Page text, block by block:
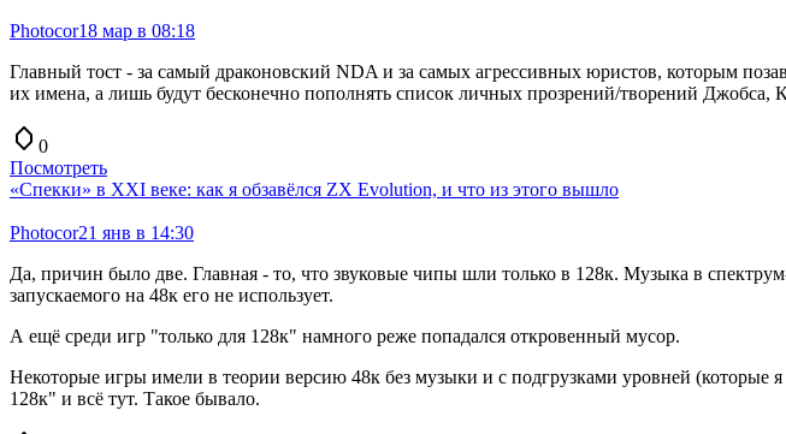
Photocor18 мар в 08:18
Главный тост - за самый драконовский NDA и за самых агрессивных юристов, которым
их имена, а лишь будут бесконечно пополнять список личных прозрений/творений Джобса,
0
Посмотреть
«Спекки» в XXI веке: как я обзавёлся ZX Evolution, и что из этого вышло
Photocor21 янв в 14:30
Да, причин было две. Главная - то, что звуковые чипы шли только в 128к. Музыка в
запускаемого на 48к его не использует.
А ещё среди игр "только для 128к" намного реже попадался откровенный мусор.
Некоторые игры имели в теории версию 48к без музыки и с подгрузками уровней (которые
128к" и всё тут. Такое бывало.